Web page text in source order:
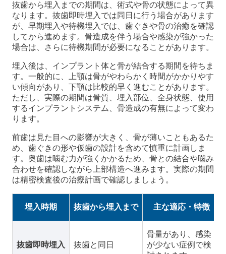
抜歯から埋入までの期間は、術式や骨の状態によって異
なります。抜歯即時埋入では同日に行う場合があります
が、早期埋入や待機埋入では、歯ぐきや骨の治癒を確認
してから進めます。骨造成を伴う場合や感染が強かった
場合は、さらに待機期間が必要になることがあります。
埋入後は、インプラント体と骨が結合する期間を待ちま
す。一般的に、上顎は骨がやわらかく時間がかかりやす
い傾向があり、下顎は比較的早く進むことがあります。
ただし、実際の期間は骨質、埋入部位、全身状態、使用
するインプラントシステム、骨造成の有無によって変わ
ります。
前歯は見た目への影響が大きく、骨が薄いこともあるた
め、歯ぐきの形や仮歯の設計を含めて慎重に計画しま
す。奥歯は噛む力が強くかかるため、骨との結合や噛み
合わせを確認しながら上部構造へ進みます。実際の期間
は精密検査後の治療計画で確認しましょう。
埋入時期 抜歯から埋入まで 主な適応・特徴
抜歯即時埋入 抜歯と同日
骨量があり、感染
が少ない症例で検